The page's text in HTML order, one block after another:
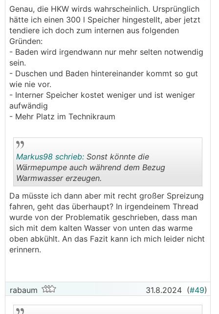
Genau, die HKW wirds wahrscheinlich. Ursprünglich
hätte ich einen 300 l Speicher hingestellt, aber jetzt
tendiere ich doch zum internen aus folgenden
Gründen:
- Baden wird irgendwann nur mehr selten notwendig
sein.
- Duschen und Baden hintereinander kommt so gut
wie nie vor.
- Interner Speicher kostet weniger und ist weniger
aufwändig
- Mehr Platz im Technikraum
..
Markus98 schrieb: Sonst könnte die
Wärmepumpe auch während dem Bezug
Warmwasser erzeugen.
Da müsste ich dann aber mit recht großer Spreizung
fahren, geht das überhaupt? In irgendeinem Thread
wurde von der Problematik geschrieben, dass man
sich mit dem kalten Wasser von unten das warme
oben abkühlt. An das Fazit kann ich mich leider nicht
erinnern.
rabaum 31.8.2024 (#49)